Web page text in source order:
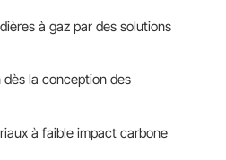
à gaz par des solutions
dès la conception des
à faible impact carbone